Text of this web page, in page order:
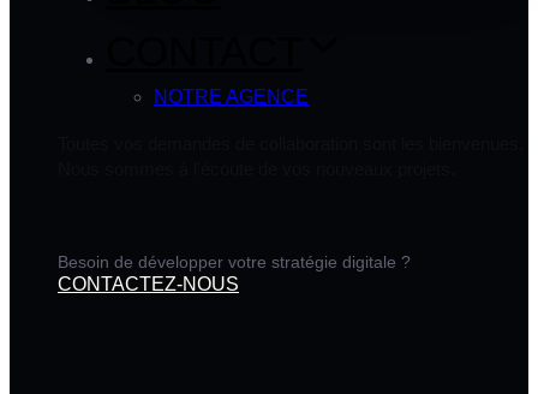
NOTRE AGENCE
Besoin de développer votre stratégie digitale ?
CONTACTEZ-NOUS